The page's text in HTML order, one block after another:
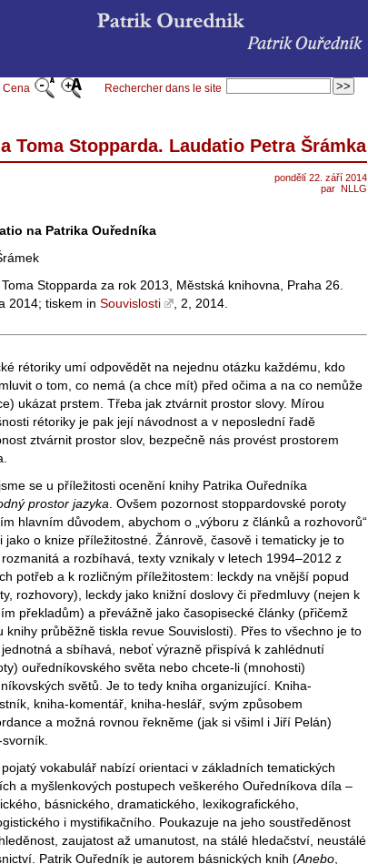
Rechercher dans le site
Cena
Toma Stopparda. Laudatio Petra Šrámka
pondělí 22. září 2014
par NLLG
na Patrika Ouředníka
Stopparda za rok 2013, Městská knihovna, Praha 26.
2014; tiskem in Souvislosti , 2, 2014.
rétoriky umí odpovědět na nejednu otázku každému, kdo
o tom, co nemá (a chce mít) před očima a na co nemůže
ukázat prstem. Třeba jak ztvárnit prostor slovy. Mírou
rétoriky je pak její návodnost a v neposlední řadě
ztvárnit prostor slov, bezpečně nás provést prostorem
se u příležitosti ocenění knihy Patrika Ouředníka
prostor jazyka . Ovšem pozornost stoppardovské poroty
hlavním důvodem, abychom o „výboru z článků a rozhovorů“
jako o knize příležitostné. Žánrově, časově i tematicky je to
a rozbíhavá, texty vznikaly v letech 1994–2012 z
potřeb a k rozličným příležitostem: leckdy na vnější popud
rozhovory), leckdy jako knižní doslovy či předmluvy (nejen k
překladům) a převážně jako časopisecké články (přičemž
knihy průběžně tiskla revue Souvislosti). Přes to všechno je to
jednotná a sbíhavá, neboť výrazně přispívá k zahlédnutí
ouředníkovského světa nebo chcete-li (mnohosti)
světů. Je to tedy kniha organizující. Kniha-
kniha-komentář, kniha-heslář, svým způsobem
a možná rovnou řekněme (jak si všiml i Jiří Pelán)
pojatý vokabulář nabízí orientaci v základních tematických
a myšlenkových postupech veškerého Ouředníkova díla –
básnického, dramatického, lexikografického,
i mystifikačního. Poukazuje na jeho soustředěnost
zaujatost až umanutost, na stálé hledačství, neustálé
Patrik Ouředník je autorem básnických knih (Anebo